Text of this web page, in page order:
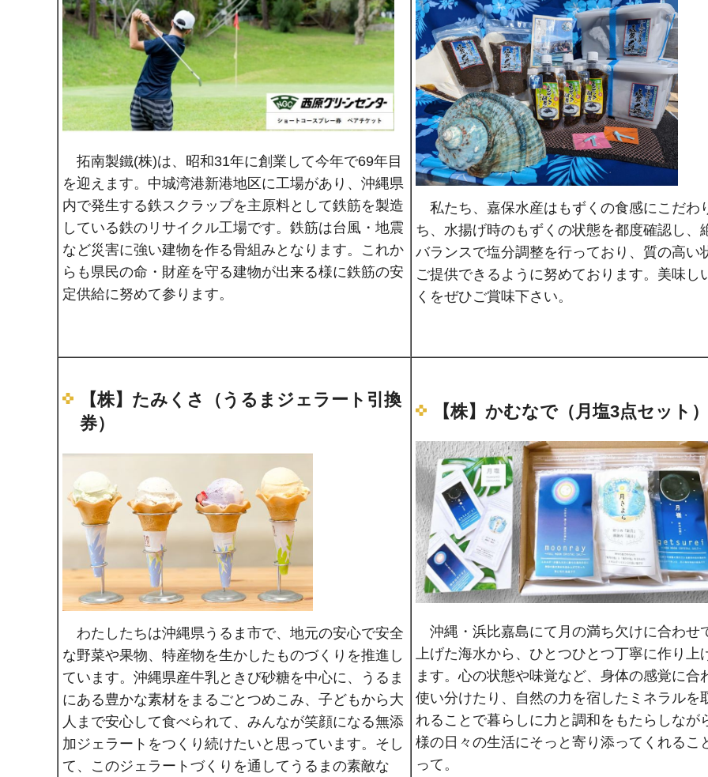
拓南製鐵(株)は、昭和31年に創業して今年で69年目
を迎えます。中城湾港新港地区に工場があり、沖縄県
内で発生する鉄スクラップを主原料として鉄筋を製造
している鉄のリサイクル工場です。鉄筋は台風・地震
など災害に強い建物を作る骨組みとなります。これか
らも県民の命・財産を守る建物が出来る様に鉄筋の安
定供給に努めて参ります。
私たち、嘉保水産はもずくの食感にこだわ
ち、水揚げ時のもずくの状態を都度確認し、
バランスで塩分調整を行っており、質の高い
ご提供できるように努めております。美味し
くをぜひご賞味下さい。
【株】たみくさ（うるまジェラート引換
券）
わたしたちは沖縄県うるま市で、地元の安心で安全
な野菜や果物、特産物を生かしたものづくりを推進し
ています。沖縄県産牛乳ときび砂糖を中心に、うるま
にある豊かな素材をまるごとつめこみ、子どもから大
人まで安心して食べられて、みんなが笑顔になる無添
加ジェラートをつくり続けたいと思っています。そし
て、このジェラートづくりを通してうるまの素敵な
【株】かむなで（月塩3点セット）
沖縄・浜比嘉島にて月の満ち欠けに合わせ
上げた海水から、ひとつひとつ丁寧に作り上
ます。心の状態や味覚など、身体の感覚に合
使い分けたり、自然の力を宿したミネラルを
れることで暮らしに力と調和をもたらしなが
様の日々の生活にそっと寄り添ってくれるこ
って。